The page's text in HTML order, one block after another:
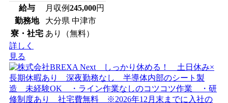
給与
月収例245,000円
勤務地
大分県 中津市
寮・社宅 あり（無料）
詳しく
見る